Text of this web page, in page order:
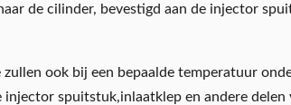
de cilinder, bevestigd aan de injector
ook bij een bepaalde temperatuur
spuitstuk,inlaatklep en andere